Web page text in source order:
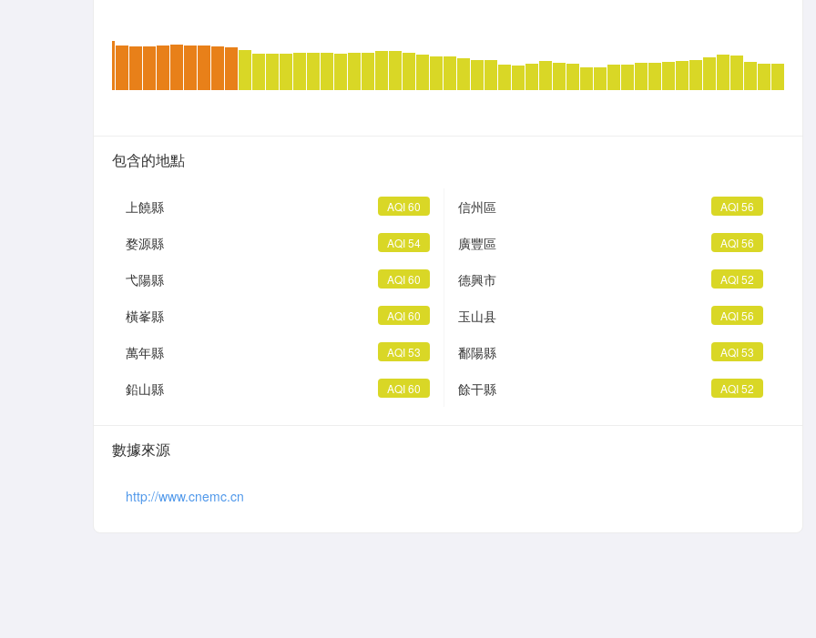
包含的地點
上饒縣 AQI 60 信州區 AQI 56
婺源縣 AQI 54 廣豐區 AQI 56
弋陽縣 AQI 60 德興市 AQI 52
橫峯縣 AQI 60 玉山县 AQI 56
萬年縣 AQI 53 鄱陽縣 AQI 53
鉛山縣 AQI 60 餘干縣 AQI 52
數據來源
http://www.cnemc.cn